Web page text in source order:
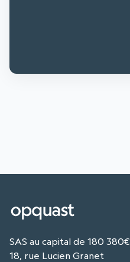
SAS au capital de 180 380€
18, rue Lucien Granet